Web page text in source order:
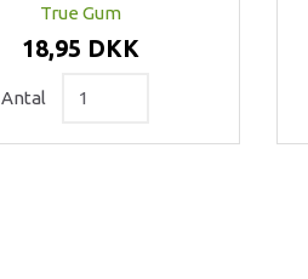
True Gum
18,95 DKK
Antal